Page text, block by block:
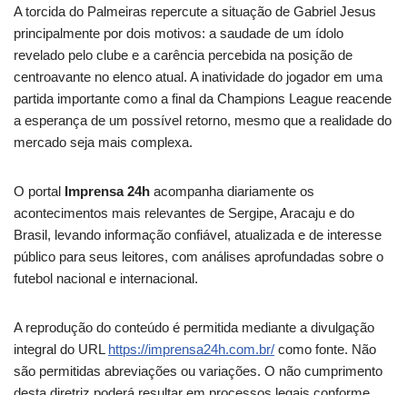
A torcida do Palmeiras repercute a situação de Gabriel Jesus
principalmente por dois motivos: a saudade de um ídolo
revelado pelo clube e a carência percebida na posição de
centroavante no elenco atual. A inatividade do jogador em uma
partida importante como a final da Champions League reacende
a esperança de um possível retorno, mesmo que a realidade do
mercado seja mais complexa.
O portal Imprensa 24h acompanha diariamente os
acontecimentos mais relevantes de Sergipe, Aracaju e do
Brasil, levando informação confiável, atualizada e de interesse
público para seus leitores, com análises aprofundadas sobre o
futebol nacional e internacional.
A reprodução do conteúdo é permitida mediante a divulgação
integral do URL https://imprensa24h.com.br/ como fonte. Não
são permitidas abreviações ou variações. O não cumprimento